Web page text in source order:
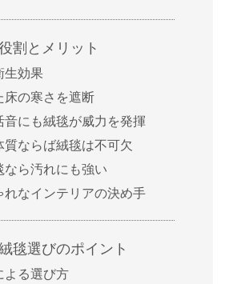
割とメリット
生効果
床の寒さを遮断
音にも絨毯が威力を発揮
質ならば絨毯は不可欠
なら汚れにも強い
れなインテリアの決め手
毯選びのポイント
よる選び方